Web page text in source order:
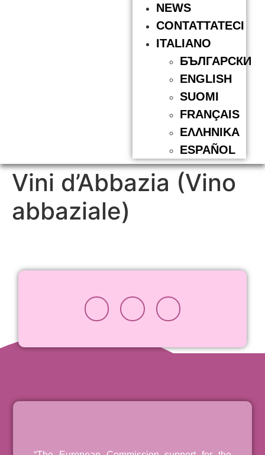
NEWS
CONTATTATECI
ITALIANO
БЪЛГАРСКИ
ENGLISH
SUOMI
FRANÇAIS
ΕΛΛΗΝΙΚΆ
ESPAÑOL
Vini d’Abbazia (Vino
abbaziale)